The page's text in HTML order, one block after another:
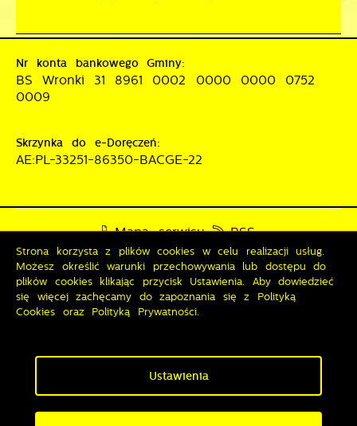
Nr konta bankowego Gminy:
BS Wronki 31 8961 0002 0000 0000 0752
0009
Skrzynka do e-Doręczeń:
AE:PL-33251-86350-BACGE-22
Mapa serwisu
RSS
Deklaracja dostępności
Polityka prywatności
Sygnalista
Strona korzysta z plików cookies w celu realizacji usług.
Możesz określić warunki przechowywania lub dostępu do
plików cookies klikając przycisk Ustawienia. Aby dowiedzieć
się więcej zachęcamy do zapoznania się z Polityką
Cookies oraz Polityką Prywatności.
Ustawienia
Zezwól na wszystkie